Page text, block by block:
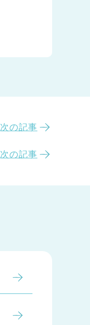
次の記事
次の記事